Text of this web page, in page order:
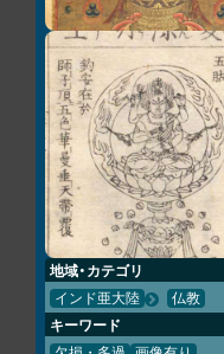
地域・カテゴリ
インド亜大陸 仏教
キーワード